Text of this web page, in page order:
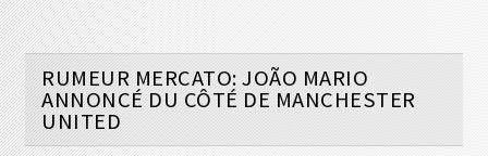
RUMEUR MERCATO: JOÃO MARIO
ANNONCÉ DU CÔTÉ DE MANCHESTER
UNITED